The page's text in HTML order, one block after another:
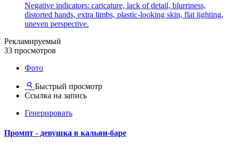
Negative indicators: caricature, lack of detail, blurriness,
distorted hands, extra limbs, plastic-looking skin, flat lighting,
uneven perspective.
Рекламируемый
33 просмотров
Фото
Быстрый просмотр
Ссылка на запись
Генерировать
Промпт - девушка в кальян-баре